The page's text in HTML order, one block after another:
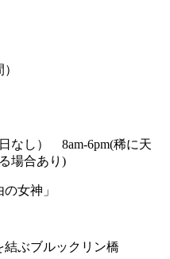
なし） 8am-6pm(稀に天
場合あり)
女神」
結ぶブルックリン橋